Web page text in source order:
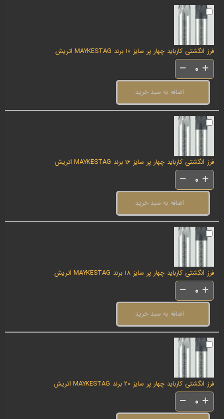
فرز انگشتی کارباید چهار پر سایز 10 برند MAYKESTAG اتریش
اضافه به سبد خرید
فرز انگشتی کارباید چهار پر سایز 16 برند MAYKESTAG اتریش
اضافه به سبد خرید
فرز انگشتی کارباید چهار پر سایز 18 برند MAYKESTAG اتریش
اضافه به سبد خرید
فرز انگشتی کارباید چهار پر سایز 20 برند MAYKESTAG اتریش